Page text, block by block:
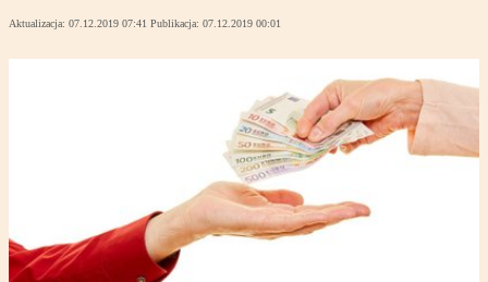
Aktualizacja: 07.12.2019 07:41 Publikacja: 07.12.2019 00:01